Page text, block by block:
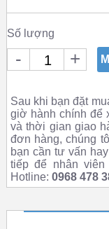
Số lượng
- +
Sau khi bạn đặt
giờ hành chính để
và thời gian giao
đơn hàng, chúng
bạn cần tư vấn
tiếp để nhân
Hotline: 0968 478